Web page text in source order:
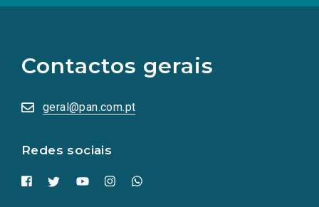
Contactos gerais
geral@pan.com.pt
Redes sociais
redes
sociais
numa
nova